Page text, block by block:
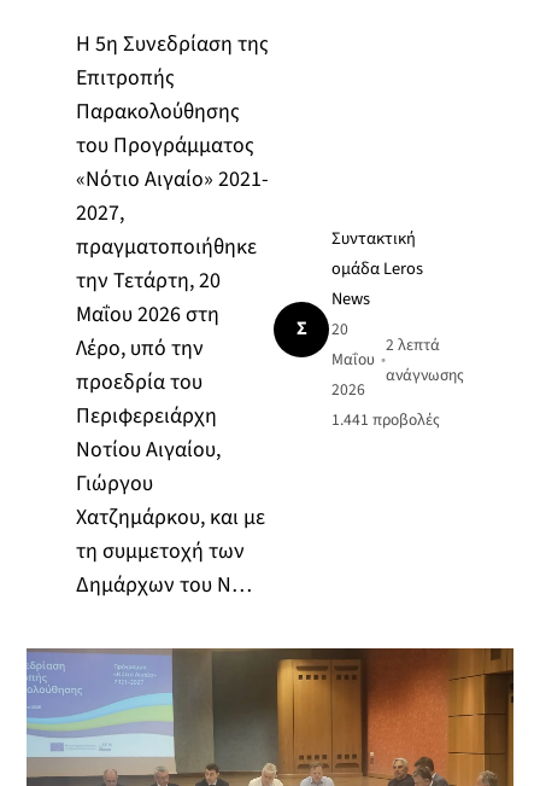
Η 5η Συνεδρίαση της
Επιτροπής
Παρακολούθησης
του Προγράμματος
«Νότιο Αιγαίο» 2021-
2027,
πραγματοποιήθηκε
την Τετάρτη, 20
Μαΐου 2026 στη
Λέρο, υπό την
προεδρία του
Περιφερειάρχη
Νοτίου Αιγαίου,
Γιώργου
Χατζημάρκου, και με
τη συμμετοχή των
Δημάρχων του Ν…
Σ
Συντακτική
ομάδα Leros
News
20
Μαΐου
2026
•
2 λεπτά
ανάγνωσης
1.441 προβολές